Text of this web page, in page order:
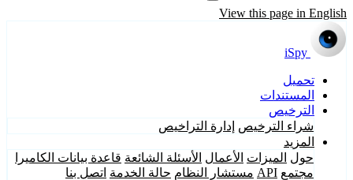
View this page in English
iSpy
تحميل
المستندات
الترخيص
شراء الترخيص إدارة التراخيص
المزيد
حول الميزات الأعمال الأسئلة الشائعة قاعدة بيانات الكاميرا
مجتمع API مستشار النظام حالة الخدمة اتصل بنا